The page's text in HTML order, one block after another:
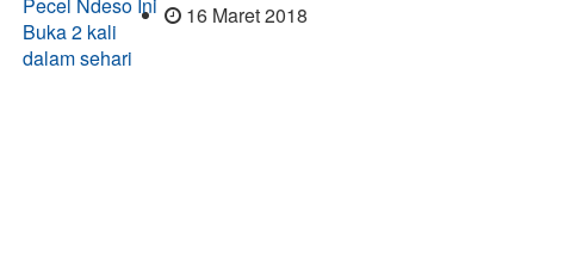
16 Maret 2018